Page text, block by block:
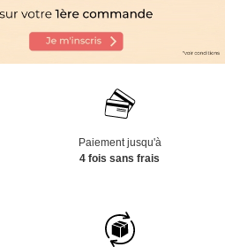
Paiement jusqu'à
4 fois sans frais